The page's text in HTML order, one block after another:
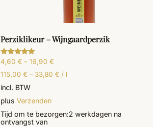
Perziklikeur – Wijngaardperzik
Gewaardeerd
5.00
uit 5
4,60 € – 16,90 €
115,00 € – 33,80 € / l
incl. BTW
plus Verzenden
Tijd om te bezorgen:2 werkdagen na
ontvangst van